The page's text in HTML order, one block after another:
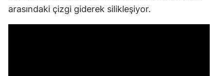
arasındaki çizgi giderek silikleşiyor.